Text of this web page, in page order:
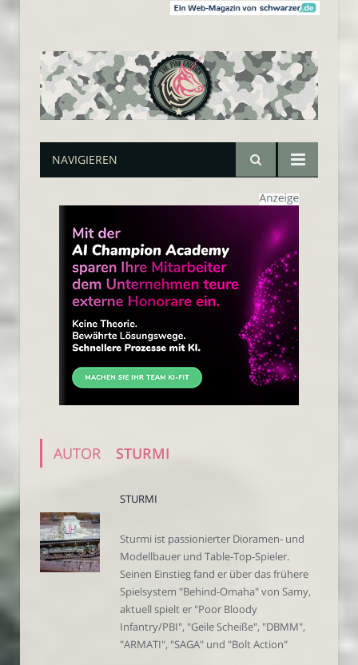
NAVIGIEREN
AUTOR STURMI
STURMI
Sturmi ist passionierter Dioramen- und
Modellbauer und Table-Top-Spieler.
Seinen Einstieg fand er über das frühere
Spielsystem "Behind-Omaha" von Samy,
aktuell spielt er "Poor Bloody
Infantry/PBI", "Geile Scheiße", "DBMM",
"ARMATI", "SAGA" und "Bolt Action"